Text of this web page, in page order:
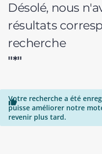
Désolé, nous
résultats
recherche
"*"

Votre recherche a été
puisse améliorer notre
revenir plus tard.